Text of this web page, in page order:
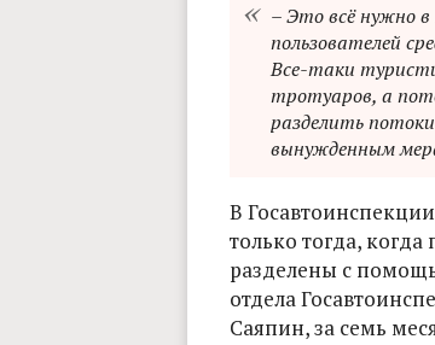
– Это всё нужно в
пользователей
Все-таки
тротуаров, а
разделить
вынужденным
В
только тогда,
разделены с
отдела
Саяпин, за семь